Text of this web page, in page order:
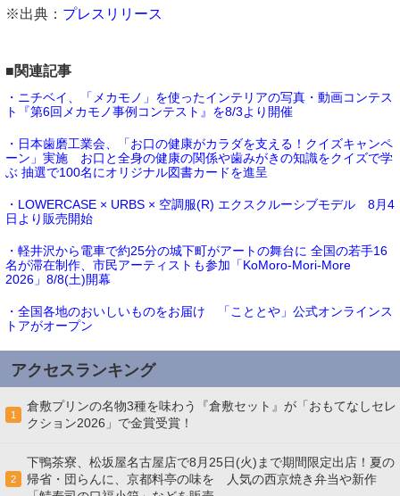
※出典： プレスリリース
■関連記事
・ニチベイ、「メカモノ」を使ったインテリアの写真・動画コンテス
ト『第6回メカモノ事例コンテスト』を8/3より開催
・日本歯磨工業会、「お口の健康がカラダを支える！クイズキャンペ
ーン」実施 お口と全身の健康の関係や歯みがきの知識をクイズで学
ぶ 抽選で100名にオリジナル図書カードを進呈
・LOWERCASE × URBS × 空調服(R) エクスクルーシブモデル 8月4
日より販売開始
・軽井沢から電車で約25分の城下町がアートの舞台に 全国の若手16
名が滞在制作、市民アーティストも参加「KoMoro-Mori-More
2026」8/8(土)開幕
・全国各地のおいしいものをお届け 「こととや」公式オンラインス
トアがオープン
アクセスランキング
1
倉敷プリンの名物3種を味わう『倉敷セット』が「おもてなしセレ
クション2026」で金賞受賞！
2
下鴨茶寮、松坂屋名古屋店で8月25日(火)まで期間限定出店！夏の
帰省・団らんに、京都料亭の味を 人気の西京焼き弁当や新作